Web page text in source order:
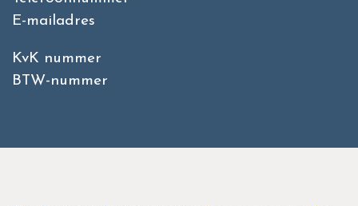
E-mailadres
KvK nummer
BTW-nummer